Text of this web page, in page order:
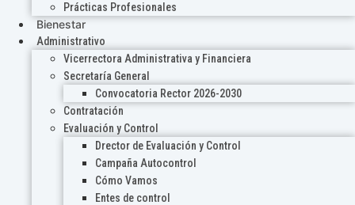
Prácticas Profesionales
Bienestar
Administrativo
Vicerrectora Administrativa y Financiera
Secretaría General
Convocatoria Rector 2026-2030
Contratación
Evaluación y Control
Drector de Evaluación y Control
Campaña Autocontrol
Cómo Vamos
Entes de control